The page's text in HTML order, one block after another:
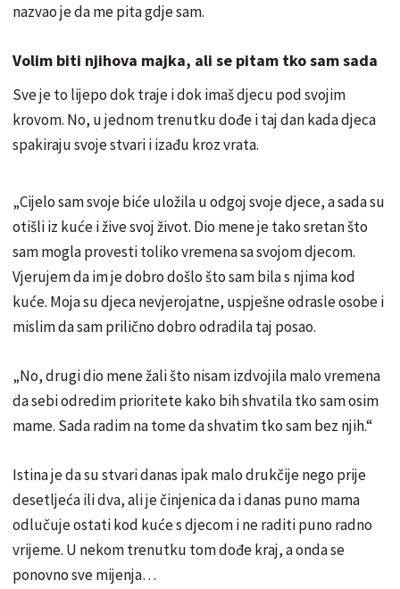
nazvao je da me pita gdje sam.
Volim biti njihova majka, ali se pitam tko sam sada
Sve je to lijepo dok traje i dok imaš djecu pod svojim
krovom. No, u jednom trenutku dođe i taj dan kada djeca
spakiraju svoje stvari i izađu kroz vrata.
„Cijelo sam svoje biće uložila u odgoj svoje djece, a sada su
otišli iz kuće i žive svoj život. Dio mene je tako sretan što
sam mogla provesti toliko vremena sa svojom djecom.
Vjerujem da im je dobro došlo što sam bila s njima kod
kuće. Moja su djeca nevjerojatne, uspješne odrasle osobe i
mislim da sam prilično dobro odradila taj posao.
„No, drugi dio mene žali što nisam izdvojila malo vremena
da sebi odredim prioritete kako bih shvatila tko sam osim
mame. Sada radim na tome da shvatim tko sam bez njih.“
Istina je da su stvari danas ipak malo drukčije nego prije
desetljeća ili dva, ali je činjenica da i danas puno mama
odlučuje ostati kod kuće s djecom i ne raditi puno radno
vrijeme. U nekom trenutku tom dođe kraj, a onda se
ponovno sve mijenja…